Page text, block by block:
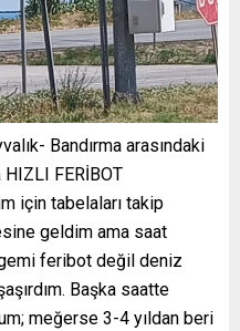
Bandırma arasındaki
HIZLI FERİBOT
için tabelaları takip
geldim ama saat
feribot değil deniz
Başka saatte
meğerse 3-4 yıldan beri